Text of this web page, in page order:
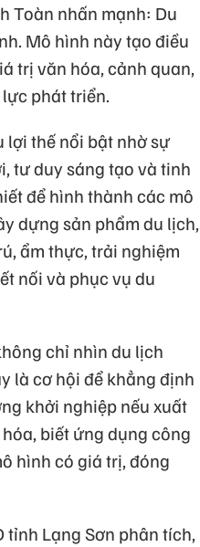
Toàn nhấn mạnh: Du
Mô hình này tạo điều
trị văn hóa, cảnh quan,
phát triển.
lợi thế nổi bật nhờ sự
tư duy sáng tạo và tinh
để hình thành các mô
dựng sản phẩm du lịch,
ẩm thực, trải nghiệm
nối và phục vụ du
chỉ nhìn du lịch
là cơ hội để khẳng định
khởi nghiệp nếu xuất
biết ứng dụng công
hình có giá trị, đóng
tỉnh Lạng Sơn phân tích,